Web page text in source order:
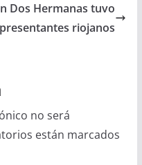
Dos Hermanas tuvo
riojanos
no será
están marcados